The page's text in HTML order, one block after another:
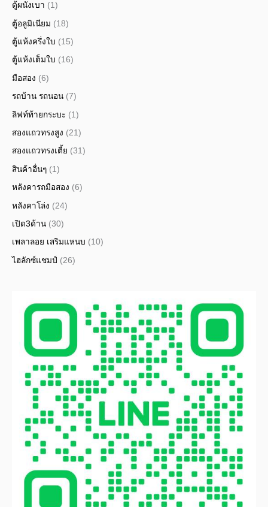
ตู้ผนังเบา (1)
ตู้อลูมิเนียม (18)
ตู้แห้งครึ่งใบ (15)
ตู้แห้งเต็มใบ (16)
มือสอง (6)
รถบ้าน รถนอน (7)
ลิฟท์ท้ายกระบะ (1)
สองแถวทรงสูง (21)
สองแถวทรงเตี้ย (31)
สินค้าอื่นๆ (1)
หลังคารถมือสอง (6)
หลังคาโล่ง (24)
เปิด3ด้าน (30)
เพลาลอย เสริมแหนบ (10)
ไฮลักซ์แชมป์ (26)